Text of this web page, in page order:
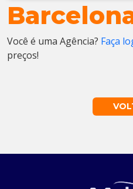
Você é uma Agência? Faça
preços!